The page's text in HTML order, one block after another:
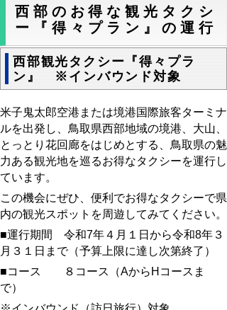
西部のお得な観光タクシ
ー『得々プラン』の運行
西部観光タクシー『得々プラ
ン』 ※インバウンド対象
米子鬼太郎空港または境港国際旅客ターミナ
ルを出発し、鳥取県西部地域の境港、大山、
とっとり花回廊をはじめとする、鳥取県の魅
力ある観光地を巡るお得なタクシーを運行し
ています。
この機会にぜひ、便利でお得なタクシーで県
内の観光スポットを周遊してみてください。
■運行期間 令和7年４月１日から令和8年３
月３１日まで（予算上限に達し次第終了）
■コース ８コース（AからHコースま
で）